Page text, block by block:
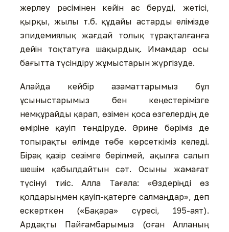
жерлеу рәсімінен кейін ас беруді, жетісі,
қырқы, жылы т.б. құдайы астарды елімізде
эпиде­миялық жағдай толық тұрақ­талғанға
дейін тоқтатуға шақырдық. Имамдар осы
бағытта түсіндіру жұмыстарын жүргізуде.
Алайда кейбір азаматтарымыз бұл
ұсыныстарымыз бен кеңестерімізге
немқұрайды қа­рап, өзімен қоса өзгелердің де
өміріне қауіп төндіруде. Әрине бәріміз де
топырақты өлімде төбе көрсеткіміз келеді.
Бірақ қазір сезімге берілмей, ақылға салып
шешім қабылдайтын сәт. Осыны жамағат
түсінуі тиіс. Алла Тағала: «Өздеріңді өз
қолдарыңмен қауіп-қатерге салмаңдар», деп
ес­керт­кен («Бақара» сүресі, 195-аят).
Ардақты Пайғамбарымыз (оған Алланың